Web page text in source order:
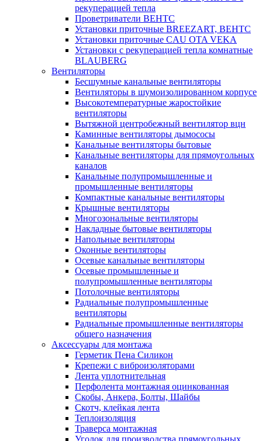
рекуперацией тепла
Проветриватели ВЕНТС
Установки приточные BREEZART, ВЕНТС
Установки приточные CAU OTA VEKA
Установки с рекуперацией тепла комнатные
BLAUBERG
Вентиляторы
Бесшумные канальные вентиляторы
Вентиляторы в шумоизолированном корпусе
Высокотемпературные жаростойкие
вентиляторы
Вытяжной центробежный вентилятор вцн
Каминные вентиляторы дымососы
Канальные вентиляторы бытовые
Канальные вентиляторы для прямоугольных
каналов
Канальные полупромышленные и
промышленные вентиляторы
Компактные канальные вентиляторы
Крышные вентиляторы
Многозональные вентиляторы
Накладные бытовые вентиляторы
Напольные вентиляторы
Оконные вентиляторы
Осевые канальные вентиляторы
Осевые промышленные и
полупромышленные вентиляторы
Потолочные вентиляторы
Радиальные полупромышленные
вентиляторы
Радиальные промышленные вентиляторы
общего назначения
Аксессуары для монтажа
Герметик Пена Силикон
Крепежи с виброизоляторами
Лента уплотнительная
Перфолента монтажная оцинкованная
Скобы, Анкера, Болты, Шайбы
Скотч, клейкая лента
Теплоизоляция
Траверса монтажная
Уголок для производства прямоугольных